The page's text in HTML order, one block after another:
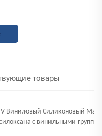
товары
Виниловый Силиконовый
с винильными